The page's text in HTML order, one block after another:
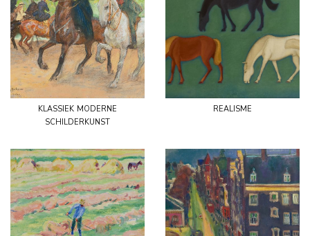
klassiek moderne
schilderkunst
realisme